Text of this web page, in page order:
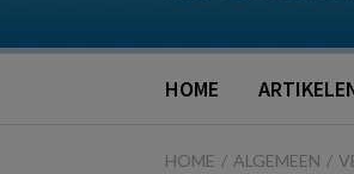
HOME
HOME ALGEMEEN